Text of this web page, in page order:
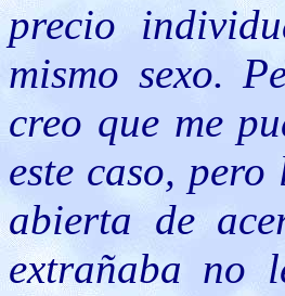
precio
mismo sexo.
creo que me
este caso,
abierta de
extrañaba no